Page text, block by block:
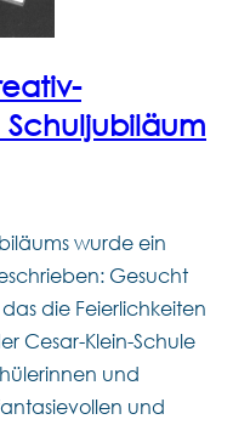
wurde ein
Gesucht
die Feierlichkeiten
Cesar-Klein-Schule
und
und